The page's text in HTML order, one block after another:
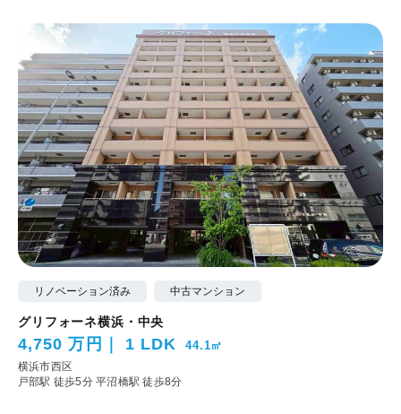
リノベーション済み 中古マンション
グリフォーネ横浜・中央
4,750 万円 1 LDK 44.1㎡
横浜市西区
戸部駅 徒歩5分平沼橋駅 徒歩8分